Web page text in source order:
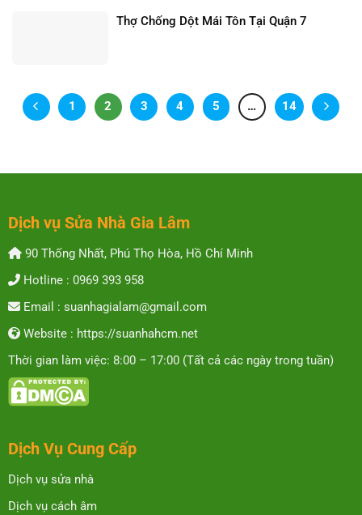
Thợ Chống Dột Mái Tôn Tại Quận 7
1 2 3 4 5 … 14
Dịch vụ Sửa Nhà Gia Lâm
90 Thống Nhất, Phú Thọ Hòa, Hồ Chí Minh
Hotline : 0969 393 958
Email : suanhagialam@gmail.com
Website : https://suanhahcm.net
Thời gian làm việc: 8:00 – 17:00 (Tất cả các ngày trong tuần)
Dịch Vụ Cung Cấp
Dịch vụ sửa nhà
Dịch vụ cách âm